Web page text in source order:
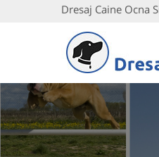
Dresaj Caine Ocna